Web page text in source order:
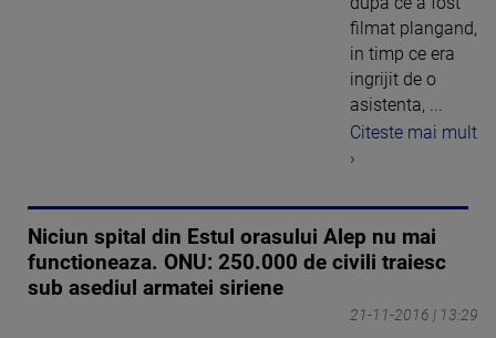
filmat plangand,
in timp ce era
ingrijit de o
asistenta, ...
Citeste mai mult
›
Niciun spital din Estul orasului Alep nu mai
functioneaza. ONU: 250.000 de civili traiesc
sub asediul armatei siriene
21-11-2016 | 13:29